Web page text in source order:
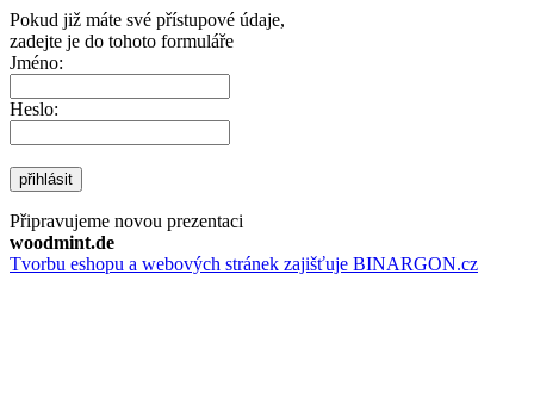
Pokud již máte své přístupové údaje,
zadejte je do tohoto formuláře
Jméno:
Heslo:
přihlásit
Připravujeme novou prezentaci
woodmint.de
Tvorbu eshopu a webových stránek zajišťuje BINARGON.cz